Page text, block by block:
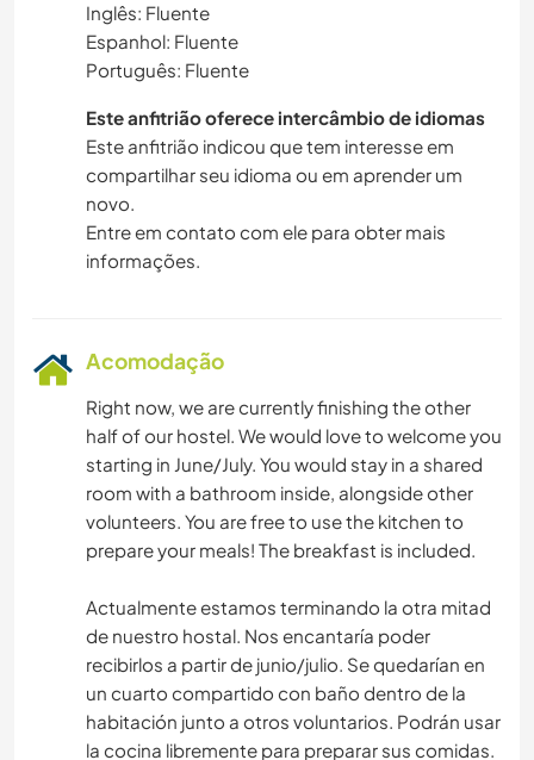
Inglês: Fluente
Espanhol: Fluente
Português: Fluente
Este anfitrião oferece intercâmbio de idiomas
Este anfitrião indicou que tem interesse em
compartilhar seu idioma ou em aprender um
novo.
Entre em contato com ele para obter mais
informações.
Acomodação
Right now, we are currently finishing the other
half of our hostel. We would love to welcome you
starting in June/July. You would stay in a shared
room with a bathroom inside, alongside other
volunteers. You are free to use the kitchen to
prepare your meals! The breakfast is included.
Actualmente estamos terminando la otra mitad
de nuestro hostal. Nos encantaría poder
recibirlos a partir de junio/julio. Se quedarían en
un cuarto compartido con baño dentro de la
habitación junto a otros voluntarios. Podrán usar
la cocina libremente para preparar sus comidas.